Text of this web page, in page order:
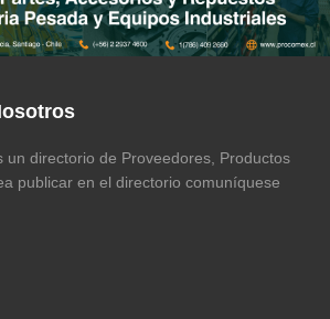
un directorio de Proveedores, Productos
publicar en el directorio comuníquese